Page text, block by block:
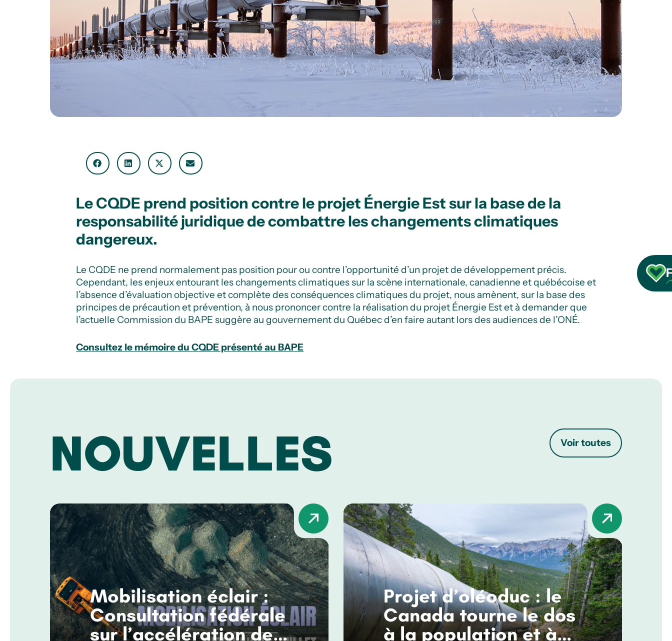
Le CQDE prend position contre le projet Énergie Est sur la base de la
responsabilité juridique de combattre les changements climatiques
dangereux.
Le CQDE ne prend normalement pas position pour ou contre l’opportunité d’un projet de développement précis.
Cependant, les enjeux entourant les changements climatiques sur la scène internationale, canadienne et québécoise et
l’absence d’évaluation objective et complète des conséquences climatiques du projet, nous amènent, sur la base des
principes de précaution et prévention, à nous prononcer contre la réalisation du projet Énergie Est et à demander que
l’actuelle Commission du BAPE suggère au gouvernement du Québec d’en faire autant lors des audiences de l’ONÉ.
Consultez le mémoire du CQDE présenté au BAPE
NOUVELLES Voir toutes
Mobilisation éclair :
Consultation fédérale
sur l’accélération des
Projet d’oléoduc : le
Canada tourne le dos
à la population et à